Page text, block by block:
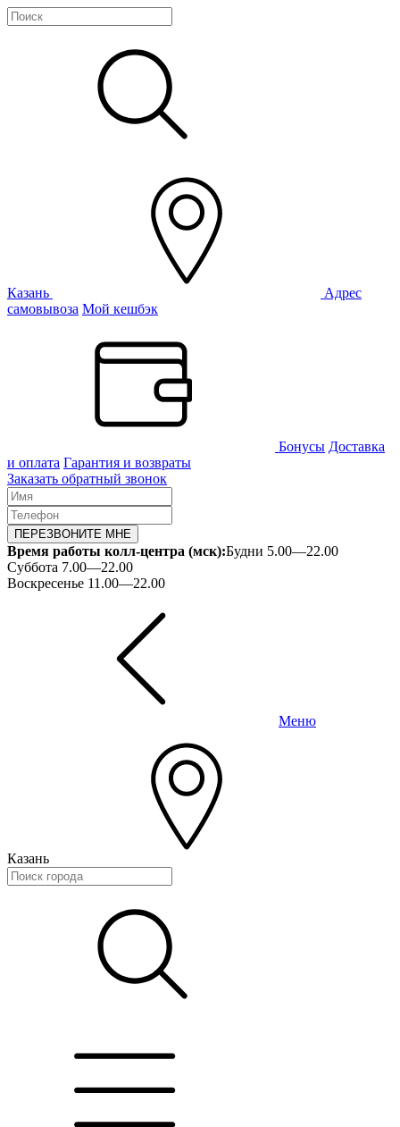
Казань
Адрес
самовывоза Мой кешбэк
Бонусы Доставка
и оплата Гарантия и возвраты
Заказать обратный звонок
ПЕРЕЗВОНИТЕ МНЕ
Время работы колл-центра (мск):Будни 5.00—22.00
Суббота 7.00—22.00
Воскресенье 11.00—22.00
Меню
Казань